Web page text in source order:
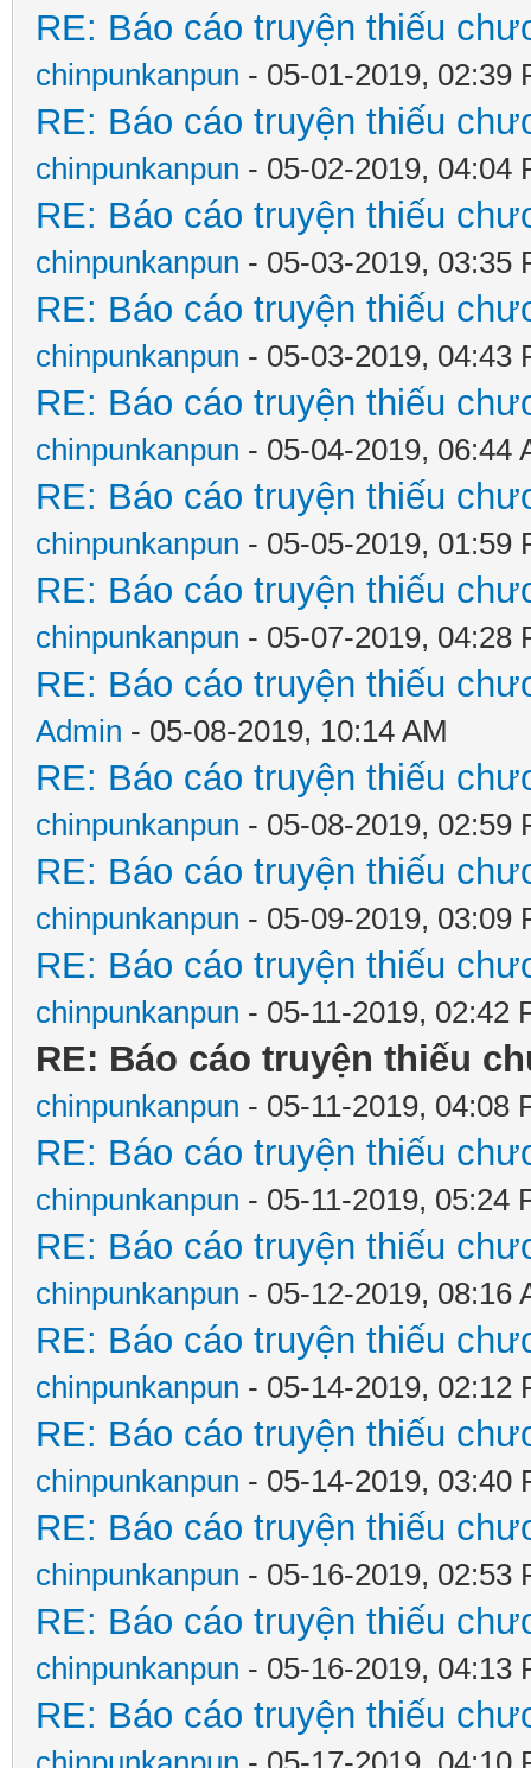
RE: Báo cáo truyện thiếu
chinpunkanpun - 05-01-2019, 02:39
RE: Báo cáo truyện thiếu
chinpunkanpun - 05-02-2019, 04:04
RE: Báo cáo truyện thiếu
chinpunkanpun - 05-03-2019, 03:35
RE: Báo cáo truyện thiếu
chinpunkanpun - 05-03-2019, 04:43
RE: Báo cáo truyện thiếu
chinpunkanpun - 05-04-2019, 06:44
RE: Báo cáo truyện thiếu
chinpunkanpun - 05-05-2019, 01:59
RE: Báo cáo truyện thiếu
chinpunkanpun - 05-07-2019, 04:28
RE: Báo cáo truyện thiếu
Admin - 05-08-2019, 10:14 AM
RE: Báo cáo truyện thiếu
chinpunkanpun - 05-08-2019, 02:59
RE: Báo cáo truyện thiếu
chinpunkanpun - 05-09-2019, 03:09
RE: Báo cáo truyện thiếu
chinpunkanpun - 05-11-2019, 02:42
RE: Báo cáo truyện thiếu
chinpunkanpun - 05-11-2019, 04:08
RE: Báo cáo truyện thiếu
chinpunkanpun - 05-11-2019, 05:24
RE: Báo cáo truyện thiếu
chinpunkanpun - 05-12-2019, 08:16
RE: Báo cáo truyện thiếu
chinpunkanpun - 05-14-2019, 02:12
RE: Báo cáo truyện thiếu
chinpunkanpun - 05-14-2019, 03:40
RE: Báo cáo truyện thiếu
chinpunkanpun - 05-16-2019, 02:53
RE: Báo cáo truyện thiếu
chinpunkanpun - 05-16-2019, 04:13
RE: Báo cáo truyện thiếu